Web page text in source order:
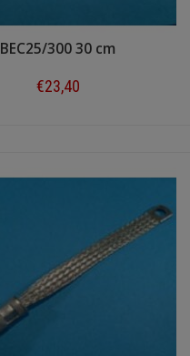
BEC25/300 30 cm
€23,40